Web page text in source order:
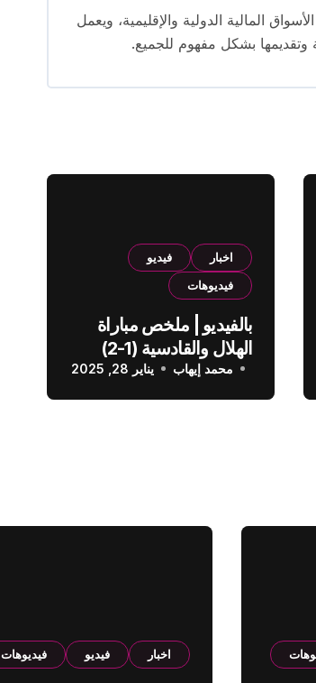
في تحليل الأسواق المالية الدولية والإقليمية، ويعمل
وتقديمها بشكل مفهوم للجميع.
اخبار
فيديو
فيديوهات
بالفيديو | ملخص مباراة
الهلال والقادسية (1-2)
الدوري السعودي
محمد إيهاب يناير 28, 2025
اخبار فيديو فيديوهات